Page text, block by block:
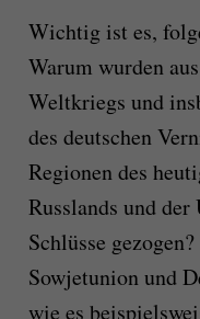
Wichtig ist es,
Warum wurden
Weltkriegs und
des deutschen
Regionen des
Russlands und
Schlüsse
Sowjetunion und
wie es